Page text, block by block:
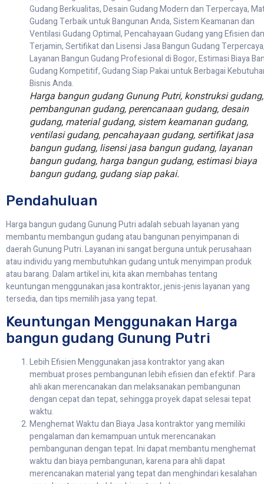
Harga bangun gudang Gunung Putri, konstruksi gudang,
pembangunan gudang, perencanaan gudang, desain
gudang, material gudang, sistem keamanan gudang,
ventilasi gudang, pencahayaan gudang, sertifikat jasa
bangun gudang, lisensi jasa bangun gudang, layanan
bangun gudang, harga bangun gudang, estimasi biaya
bangun gudang, gudang siap pakai.
Pendahuluan
Harga bangun gudang Gunung Putri adalah sebuah layanan yang
membantu membangun gudang atau bangunan penyimpanan di
daerah Gunung Putri. Layanan ini sangat berguna untuk perusahaan
atau individu yang membutuhkan gudang untuk menyimpan produk
atau barang. Dalam artikel ini, kita akan membahas tentang
keuntungan menggunakan jasa kontraktor, jenis-jenis layanan yang
tersedia, dan tips memilih jasa yang tepat.
Keuntungan Menggunakan Harga
bangun gudang Gunung Putri
Lebih Efisien Menggunakan jasa kontraktor yang akan
membuat proses pembangunan lebih efisien dan efektif. Para
ahli akan merencanakan dan melaksanakan pembangunan
dengan cepat dan tepat, sehingga proyek dapat selesai tepat
waktu.
Menghemat Waktu dan Biaya Jasa kontraktor yang memiliki
pengalaman dan kemampuan untuk merencanakan
pembangunan dengan tepat. Ini dapat membantu menghemat
waktu dan biaya pembangunan, karena para ahli dapat
merencanakan material yang tepat dan menghindari kesalahan